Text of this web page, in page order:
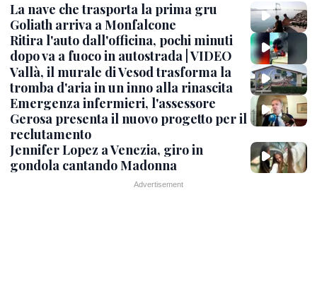
La nave che trasporta la prima gru
Goliath arriva a Monfalcone
Ritira l'auto dall'officina, pochi minuti
dopo va a fuoco in autostrada | VIDEO
Vallà, il murale di Vesod trasforma la
tromba d'aria in un inno alla rinascita
Emergenza infermieri, l'assessore
Gerosa presenta il nuovo progetto per il
reclutamento
Jennifer Lopez a Venezia, giro in
gondola cantando Madonna